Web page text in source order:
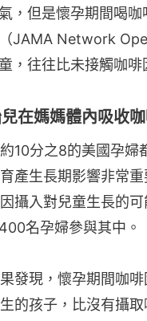
氣，但是懷孕期間喝咖
（JAMA Network
，往往比未接觸咖啡
在媽媽體內吸收
10分之8的美國孕婦
產生長期影響非常
攝入對兒童生長的
名孕婦參與其中。
發現，懷孕期間咖
的孩子，比沒有攝